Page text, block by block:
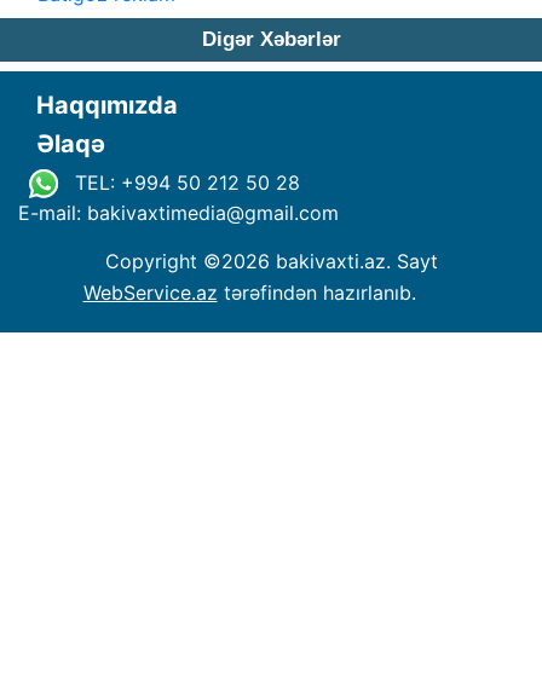
Digər Xəbərlər
Haqqımızda
Əlaqə
TEL: +994 50 212 50 28
E-mail: bakivaxtimedia@gmail.com
Copyright ©2026 bakivaxti.az. Sayt
WebService.az tərəfindən hazırlanıb.